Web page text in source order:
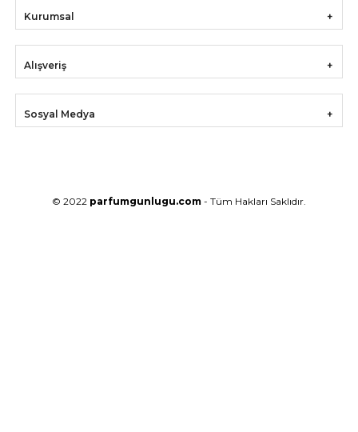
Kurumsal
Alışveriş
Sosyal Medya
© 2022 parfumgunlugu.com - Tüm Hakları Saklıdır.